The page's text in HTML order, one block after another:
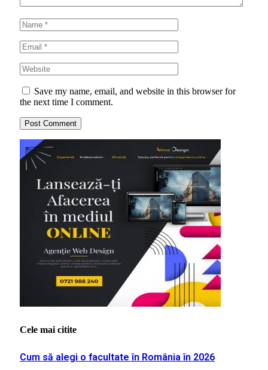
Save my name, email, and website in this browser for
the next time I comment.
Cele mai citite
Cum să alegi o facultate în România în 2026